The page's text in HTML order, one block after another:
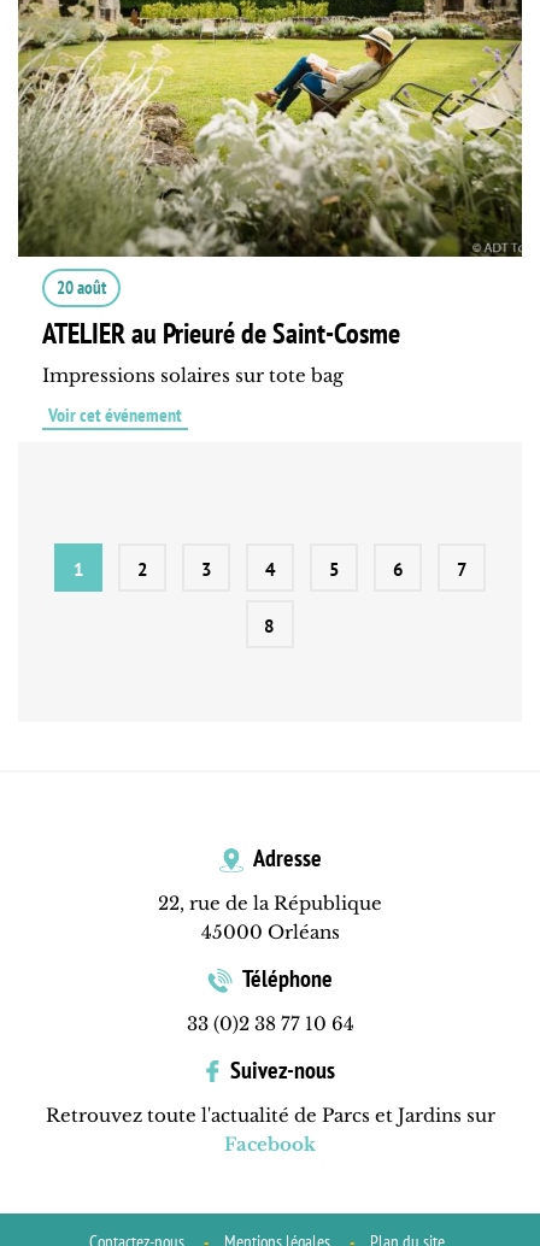
20 août
ATELIER au Prieuré de Saint-Cosme
Impressions solaires sur tote bag
Voir cet événement
1 2 3 4 5 6 7
8
Adresse
22, rue de la République
45000 Orléans
Téléphone
33 (0)2 38 77 10 64
Suivez-nous
Retrouvez toute l'actualité de Parcs et Jardins sur
Facebook